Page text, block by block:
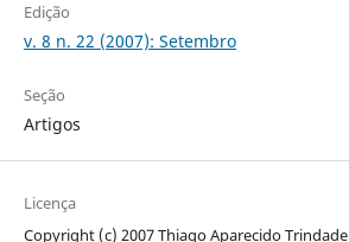
Edição
v. 8 n. 22 (2007): Setembro
Seção
Artigos
Licença
Copyright (c) 2007 Thiago Aparecido Trindade